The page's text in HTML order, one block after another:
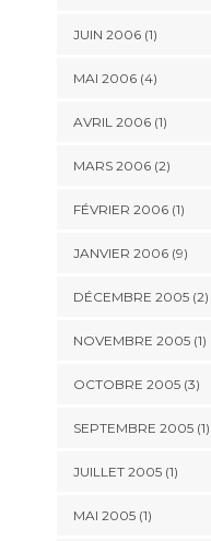
JUIN 2006 (1)
MAI 2006 (4)
AVRIL 2006 (1)
MARS 2006 (2)
FÉVRIER 2006 (1)
JANVIER 2006 (9)
DÉCEMBRE 2005 (2)
NOVEMBRE 2005 (1)
OCTOBRE 2005 (3)
SEPTEMBRE 2005 (1)
JUILLET 2005 (1)
MAI 2005 (1)